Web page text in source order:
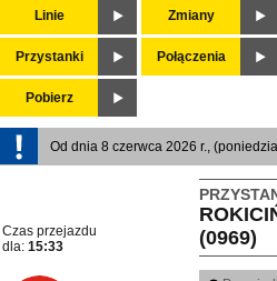
Linie Zmiany
Przystanki Połączenia
Pobierz
Od dnia 8 czerwca 2026 r.,
(0969)
Czas przejazdu
dla: 15:33